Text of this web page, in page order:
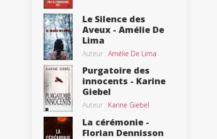
Le Silence des
Aveux - Amélie De
Lima
Auteur : Amélie De Lima
Purgatoire des
innocents - Karine
Giebel
Auteur : Karine Giebel
La cérémonie -
Florian Dennisson